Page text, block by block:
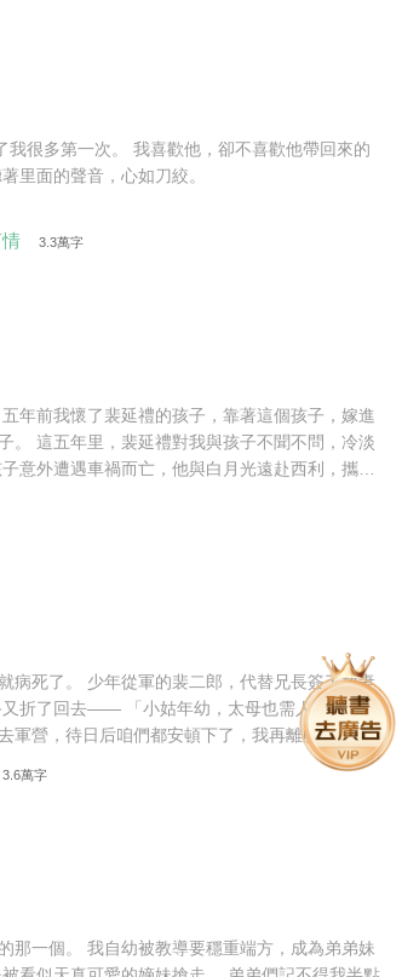
服掛起來，“飯菜已經準備好了，我去給你熱一
做這些，明知道我也不會吃。” 說罷，他從口袋裏
一年也都會記錯，而且…… 每次帶的禮物，都是
月亮的吊墜。 多諷刺，他心裏的那個人，就叫童
到這段婚姻的，我接受你所有的要求，但我不愛
歡他，卻不喜歡他帶回來的
聽著里面的聲音，心如刀絞。
3.3萬字
年前我懷了裴延禮的孩子，靠著這個孩子，嫁進
，冷淡
代替兄長簽了放妻
軍營，待日后咱們都安頓下了，我再離開不
有個姓陳的秀才待我甚好，
叔放心，秀才說了，成了親
有惡名，且年少
才強多了，你試試……」
3.6萬字
端方，成為弟弟妹